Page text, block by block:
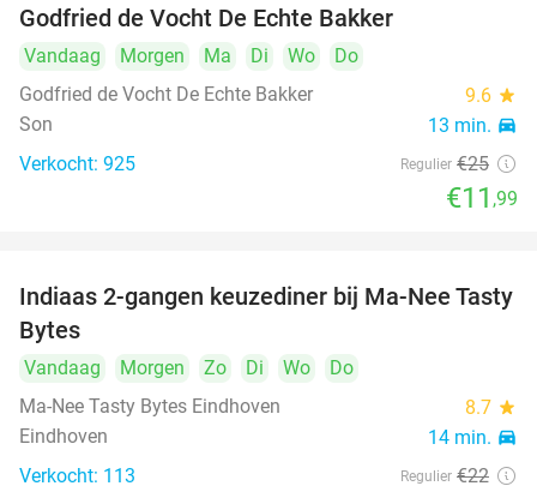
Godfried de Vocht De Echte Bakker
Vandaag Morgen Ma Di Wo
Do
Godfried de Vocht De Echte Bakker
9.6 star
Son 13 min. directions_car
Verkocht: 925 Regulier €25
€11 ,99
37%
Indiaas 2-gangen keuzediner bij Ma-Nee Tasty
Bytes
Vandaag Morgen Zo Di Wo
Do
Ma-Nee Tasty Bytes Eindhoven
8.7 star
Eindhoven 14 min. directions_car
Verkocht: 113 Regulier €22